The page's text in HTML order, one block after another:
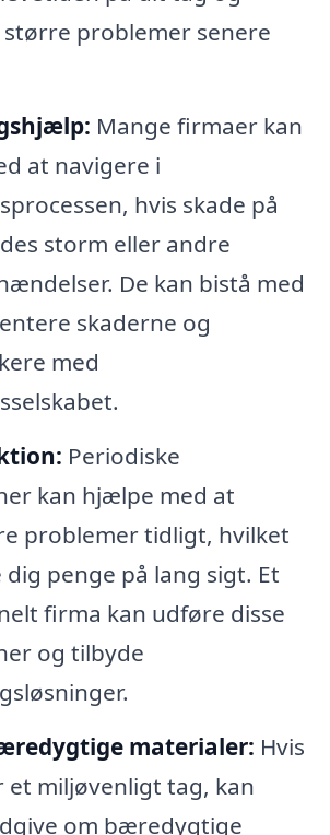
problemer senere
Mange firmaer kan
at navigere i
hvis skade på
storm eller andre
De kan bistå med
skaderne og
med
Periodiske
kan hjælpe med at
problemer tidligt, hvilket
dig penge på lang sigt. Et
firma kan udføre disse
og tilbyde
materialer: Hvis
et miljøvenligt tag, kan
om bæredygtige